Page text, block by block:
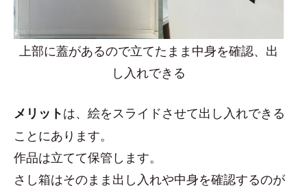
上部に蓋があるので立てたまま中身を確認、出
し入れできる
メリットは、絵をスライドさせて出し入れできる
ことにあります。
作品は立てて保管します。
さし箱はそのまま出し入れや中身を確認するのが